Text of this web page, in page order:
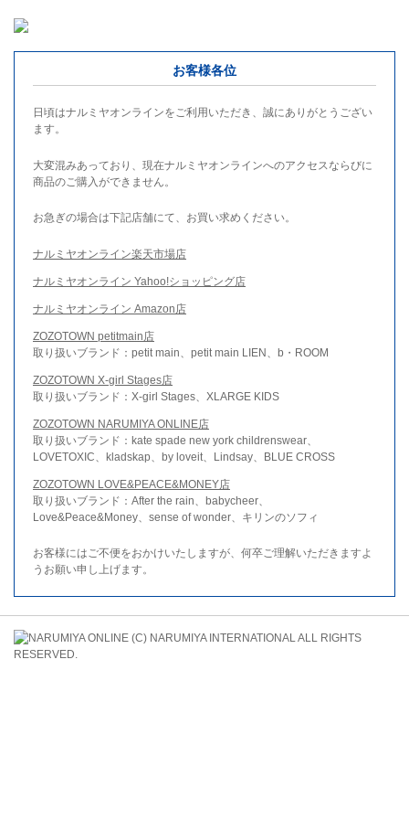
お客様各位
日頃はナルミヤオンラインをご利用いただき、誠にありがとうござい
ます。
大変混みあっており、現在ナルミヤオンラインへのアクセスならびに
商品のご購入ができません。
お急ぎの場合は下記店舗にて、お買い求めください。
ナルミヤオンライン楽天市場店
ナルミヤオンライン Yahoo!ショッピング店
ナルミヤオンライン Amazon店
ZOZOTOWN petitmain店
取り扱いブランド：petit main、petit main LIEN、b・ROOM
ZOZOTOWN X-girl Stages店
取り扱いブランド：X-girl Stages、XLARGE KIDS
ZOZOTOWN NARUMIYA ONLINE店
取り扱いブランド：kate spade new york childrenswear、
LOVETOXIC、kladskap、by loveit、Lindsay、BLUE CROSS
ZOZOTOWN LOVE&PEACE&MONEY店
取り扱いブランド：After the rain、babycheer、
Love&Peace&Money、sense of wonder、キリンのソフィ
お客様にはご不便をおかけいたしますが、何卒ご理解いただきますよ
うお願い申し上げます。